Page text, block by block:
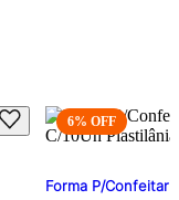
6% OFF
Forma P/